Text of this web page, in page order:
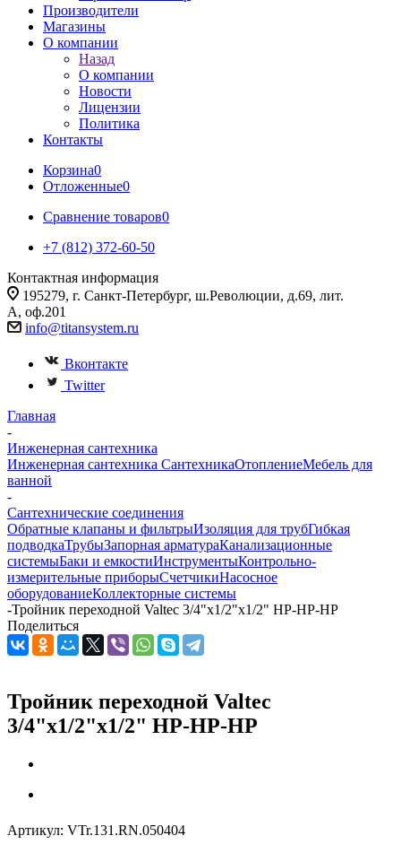
Производители
Магазины
О компании
Назад
О компании
Новости
Лицензии
Политика
Контакты
Корзина0
Отложенные0
Сравнение товаров0
+7 (812) 372-60-50
Контактная информация
195279, г. Санкт-Петербург, ш.Революции, д.69, лит.
А, оф.201
info@titansystem.ru
Вконтакте
Twitter
Главная
-
Инженерная сантехника
Инженерная сантехника СантехникаОтоплениеМебель для
ванной
-
Сантехнические соединения
Обратные клапаны и фильтрыИзоляция для трубГибкая
подводкаТрубыЗапорная арматураКанализационные
системыБаки и емкостиИнструментыКонтрольно-
измерительные приборыСчетчикиНасосное
оборудованиеКоллекторные системы
-Тройник переходной Valtec 3/4"х1/2"х1/2" НР-НР-НР
Поделиться
Тройник переходной Valtec
3/4"х1/2"х1/2" НР-НР-НР
Артикул: VTr.131.RN.050404